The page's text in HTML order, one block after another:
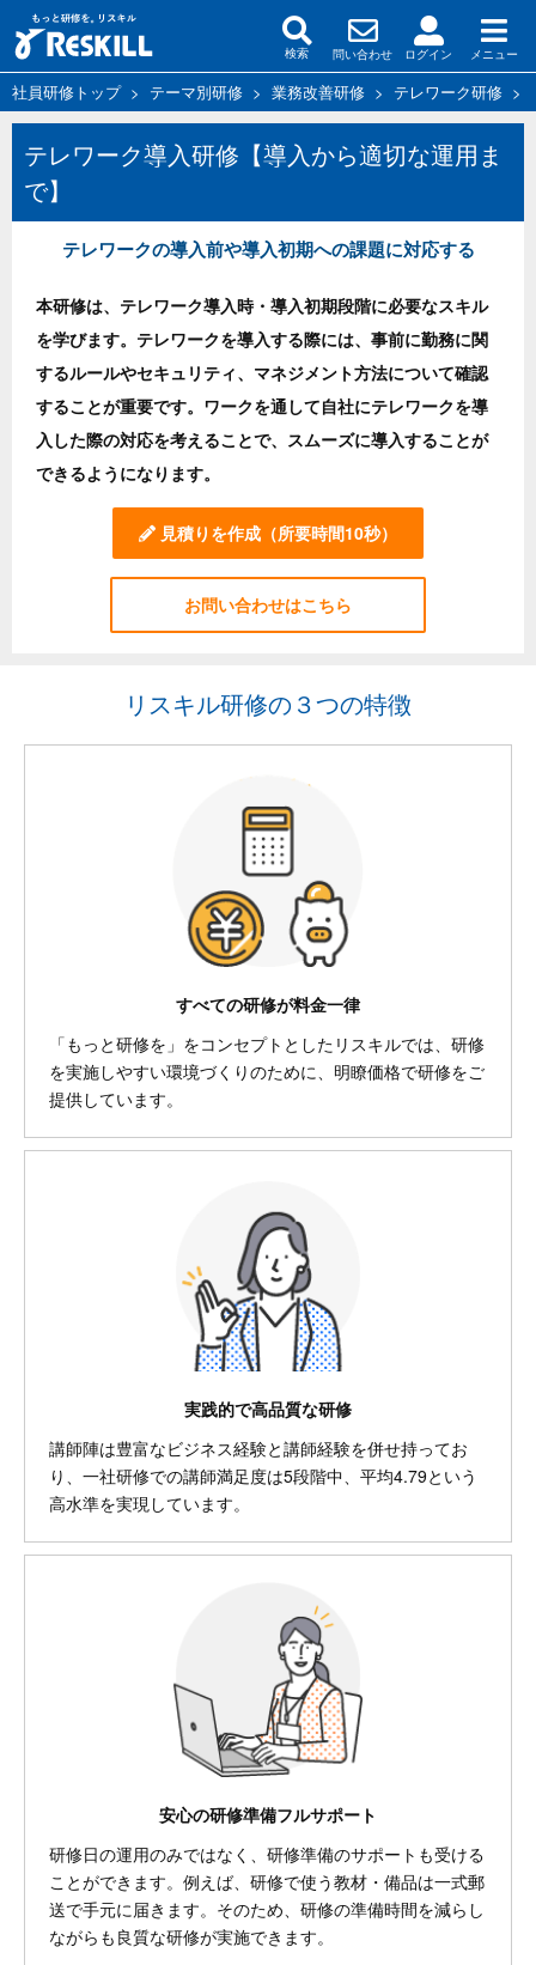
検索 問い合わせ ログイン メニュー
社員研修トップ> テーマ別研修 > 業務改善研修 > テレワーク研修 >
テレワーク導入研修【導入から適切な運用ま
で】
テレワークの導入前や導入初期への課題に対応する
本研修は、テレワーク導入時・導入初期段階に必要なスキル
を学びます。テレワークを導入する際には、事前に勤務に関
するルールやセキュリティ、マネジメント方法について確認
することが重要です。ワークを通して自社にテレワークを導
入した際の対応を考えることで、スムーズに導入することが
できるようになります。
見積りを作成 （所要時間10秒）
お問い合わせはこちら
リスキル研修の３つの特徴
すべての研修が料金一律
「もっと研修を」をコンセプトとしたリスキルでは、研修
を実施しやすい環境づくりのために、明瞭価格で研修をご
提供しています。
実践的で高品質な研修
講師陣は豊富なビジネス経験と講師経験を併せ持ってお
り、一社研修での講師満足度は5段階中、平均4.79という
高水準を実現しています。
安心の研修準備フルサポート
研修日の運用のみではなく、研修準備のサポートも受ける
ことができます。例えば、研修で使う教材・備品は一式郵
送で手元に届きます。そのため、研修の準備時間を減らし
ながらも良質な研修が実施できます。